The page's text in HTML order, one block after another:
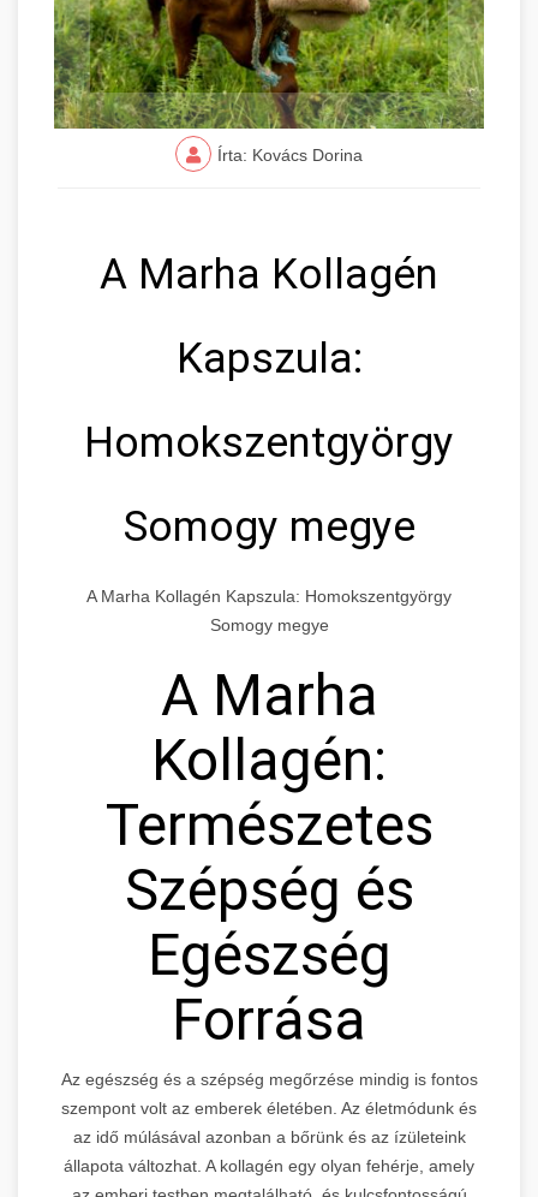
Írta: Kovács Dorina
A Marha Kollagén
Kapszula:
Homokszentgyörgy
Somogy megye
A Marha Kollagén Kapszula: Homokszentgyörgy
Somogy megye
A Marha
Kollagén:
Természetes
Szépség és
Egészség
Forrása
Az egészség és a szépség megőrzése mindig is fontos
szempont volt az emberek életében. Az életmódunk és
az idő múlásával azonban a bőrünk és az ízületeink
állapota változhat. A kollagén egy olyan fehérje, amely